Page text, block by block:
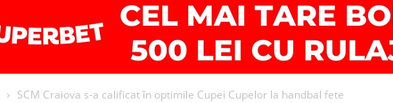
SCM Craiova s-a calificat în optimile Cupei Cupelor la handbal fete